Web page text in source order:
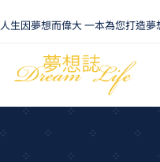
人生因夢想而偉大 一本為您打造